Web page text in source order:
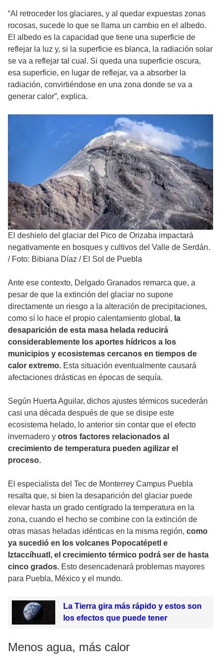
“Al retroceder los glaciares, y al quedar expuestas zonas
rocosas, sucede lo que se llama un cambio en el albedo.
El albedo es la capacidad que tiene una superficie de
reflejar la luz y, si la superficie es blanca, la radiación solar
se va a reflejar tal cual. Si queda una superficie oscura,
esa superficie, en lugar de reflejar, va a absorber la
radiación, convirtiéndose en una zona donde se va a
generar calor”, explica.
El deshielo del glaciar del Pico de Orizaba impactará
negativamente en bosques y cultivos del Valle de Serdán.
/ Foto: Bibiana Díaz / El Sol de Puebla
Ante ese contexto, Delgado Granados remarca que, a
pesar de que la extinción del glaciar no supone
directamente un riesgo a la alteración de precipitaciones,
como sí lo hace el propio calentamiento global, la
desaparición de esta masa helada reducirá
considerablemente los aportes hídricos a los
municipios y ecosistemas cercanos en tiempos de
calor extremo. Esta situación eventualmente causará
afectaciones drásticas en épocas de sequía.
Según Huerta Aguilar, dichos ajustes térmicos sucederán
casi una década después de que se disipe este
ecosistema helado, lo anterior sin contar que el efecto
invernadero y otros factores relacionados al
crecimiento de temperatura pueden agilizar el
proceso.
El especialista del Tec de Monterrey Campus Puebla
resalta que, si bien la desaparición del glaciar puede
elevar hasta un grado centígrado la temperatura en la
zona, cuando el hecho se combine con la extinción de
otras masas heladas idénticas en la misma región, como
ya sucedió en los volcanes Popocatépetl e
Iztaccíhuatl, el crecimiento térmico podrá ser de hasta
cinco grados. Esto desencadenará problemas mayores
para Puebla, México y el mundo.
La Tierra gira más rápido y estos son
los efectos que puede tener
Menos agua, más calor